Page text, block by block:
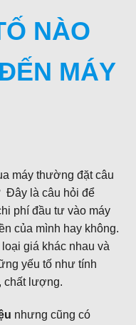
NÀO
MÁY
máy thường đặt câu
Đây là câu hỏi để
phí đầu tư vào máy
của mình hay không.
giá khác nhau và
yếu tố như tính
chất lượng.
nhưng cũng có